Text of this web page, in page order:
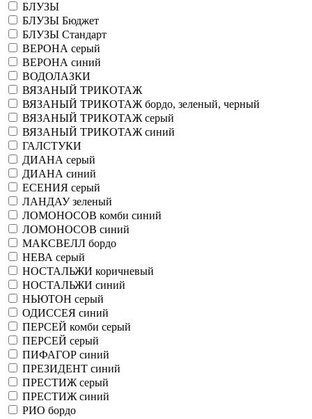
БЛУЗЫ
БЛУЗЫ Бюджет
БЛУЗЫ Стандарт
ВЕРОНА серый
ВЕРОНА синий
ВОДОЛАЗКИ
ВЯЗАНЫЙ ТРИКОТАЖ
ВЯЗАНЫЙ ТРИКОТАЖ бордо, зеленый, черный
ВЯЗАНЫЙ ТРИКОТАЖ серый
ВЯЗАНЫЙ ТРИКОТАЖ синий
ГАЛСТУКИ
ДИАНА серый
ДИАНА синий
ЕСЕНИЯ серый
ЛАНДАУ зеленый
ЛОМОНОСОВ комби синий
ЛОМОНОСОВ синий
МАКСВЕЛЛ бордо
НЕВА серый
НОСТАЛЬЖИ коричневый
НОСТАЛЬЖИ синий
НЬЮТОН серый
ОДИССЕЯ синий
ПЕРСЕЙ комби серый
ПЕРСЕЙ серый
ПИФАГОР синий
ПРЕЗИДЕНТ синий
ПРЕСТИЖ серый
ПРЕСТИЖ синий
РИО бордо